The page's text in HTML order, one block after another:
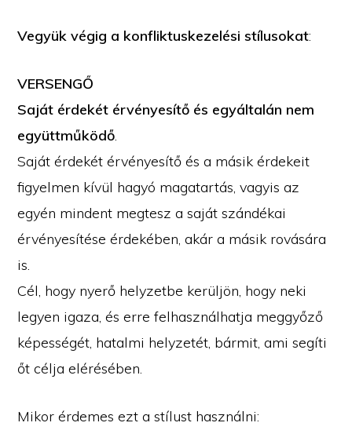
Vegyük végig a konfliktuskezelési stílusokat:
VERSENGŐ
Saját érdekét érvényesítő és egyáltalán nem
együttműködő.
Saját érdekét érvényesítő és a másik érdekeit
figyelmen kívül hagyó magatartás, vagyis az
egyén mindent megtesz a saját szándékai
érvényesítése érdekében, akár a másik rovására
is.
Cél, hogy nyerő helyzetbe kerüljön, hogy neki
legyen igaza, és erre felhasználhatja meggyőző
képességét, hatalmi helyzetét, bármit, ami segíti
őt célja elérésében.
Mikor érdemes ezt a stílust használni: